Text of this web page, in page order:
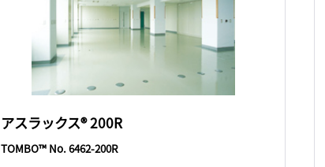
アスラックス® 200R
TOMBO™ No. 6462-200R